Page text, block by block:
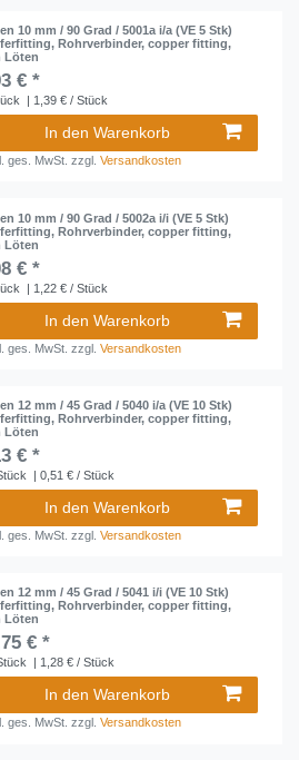
10 mm / 90 Grad / 5001a i/a (VE 5 Stk)
Rohrverbinder, copper fitting,
Löten
€ *
| 1,39 € / Stück
In den Warenkorb
ges. MwSt. zzgl.Versandkosten
10 mm / 90 Grad / 5002a i/i (VE 5 Stk)
Rohrverbinder, copper fitting,
Löten
€ *
| 1,22 € / Stück
In den Warenkorb
ges. MwSt. zzgl.Versandkosten
12 mm / 45 Grad / 5040 i/a (VE 10 Stk)
Rohrverbinder, copper fitting,
Löten
€ *
| 0,51 € / Stück
In den Warenkorb
ges. MwSt. zzgl.Versandkosten
12 mm / 45 Grad / 5041 i/i (VE 10 Stk)
Rohrverbinder, copper fitting,
Löten
€ *
| 1,28 € / Stück
In den Warenkorb
ges. MwSt. zzgl.Versandkosten